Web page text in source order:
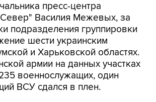
пресс-центра
Василия Межевых, за
подразделения группировки
шести украинским
и Харьковской областях.
армии на данных участках
военнослужащих, один
ВСУ сдался в плен.